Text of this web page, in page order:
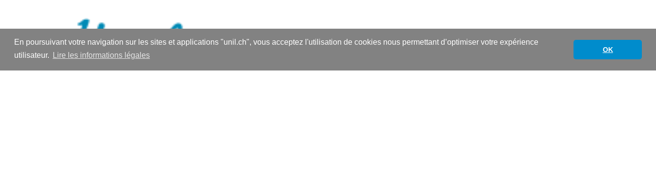
En poursuivant votre navigation sur les sites et applications "unil.ch", vous acceptez l'utilisation de cookies nous permettant d’optimiser votre expérience
utilisateur.
Lire les informations légales
OK